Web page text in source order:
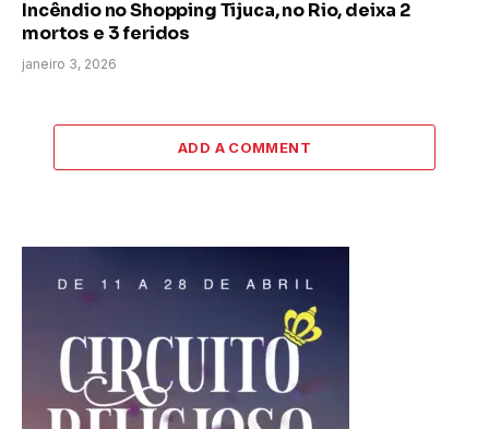
Incêndio no Shopping Tijuca, no Rio, deixa 2
mortos e 3 feridos
janeiro 3, 2026
ADD A COMMENT